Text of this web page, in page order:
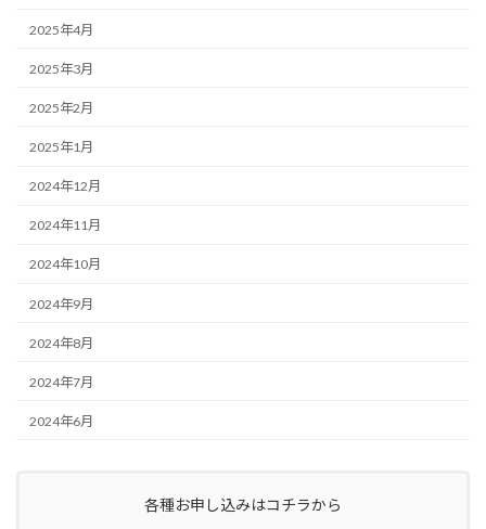
2025年4月
2025年3月
2025年2月
2025年1月
2024年12月
2024年11月
2024年10月
2024年9月
2024年8月
2024年7月
2024年6月
各種お申し込みはコチラから